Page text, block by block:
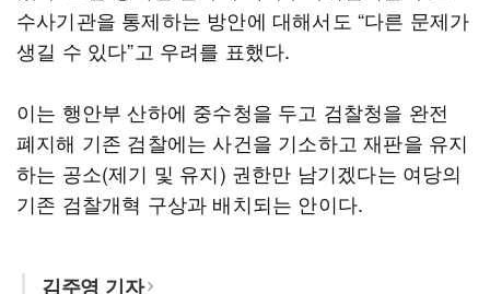
수사기관을 통제하는 방안에 대해서도 “다른 문제가
생길 수 있다”고 우려를 표했다.
이는 행안부 산하에 중수청을 두고 검찰청을 완전
폐지해 기존 검찰에는 사건을 기소하고 재판을 유지
하는 공소(제기 및 유지) 권한만 남기겠다는 여당의
기존 검찰개혁 구상과 배치되는 안이다.
김주영 기자